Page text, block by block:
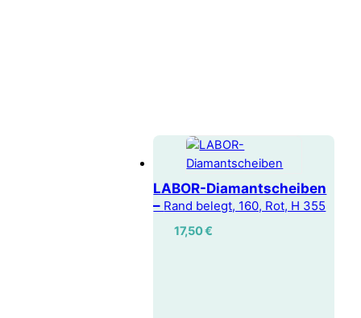
LABOR-Diamantscheiben
– Rand belegt, 160, Rot, H 355
17,50€